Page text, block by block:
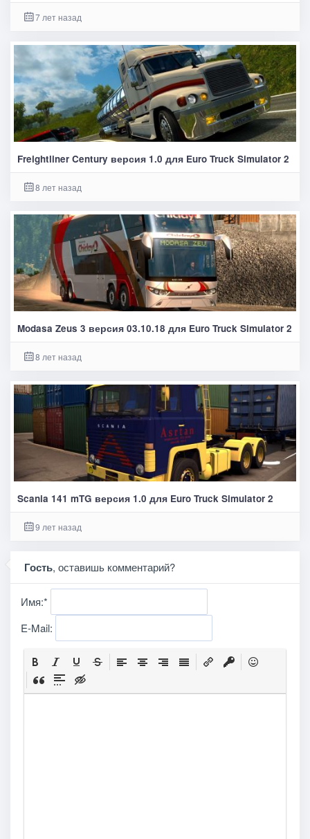
7 лет назад
Freightliner Century версия 1.0 для Euro Truck Simulator 2
8 лет назад
Modasa Zeus 3 версия 03.10.18 для Euro Truck Simulator 2
8 лет назад
Scania 141 mTG версия 1.0 для Euro Truck Simulator 2
9 лет назад
Гость, оставишь комментарий?
Имя:*
E-Mail: